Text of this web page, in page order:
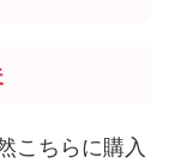
こちらに購入